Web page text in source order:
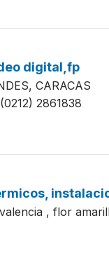
digital,fp
CARACAS
2861838
, flor